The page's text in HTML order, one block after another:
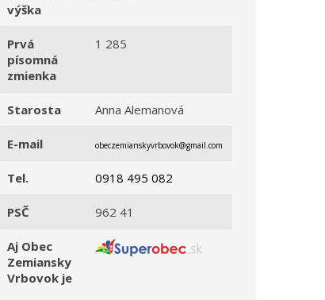
výška
Prvá
písomná
zmienka
1 285
Starosta Anna Alemanová
E-mail obeczemianskyvrbovok@gmail.com
Tel. 0918 495 082
PSČ 962 41
Aj Obec
Zemiansky
Vrbovok je